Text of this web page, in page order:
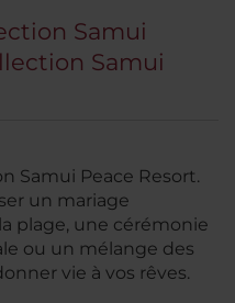
Samui
Samui
Samui Peace Resort.
un mariage
plage, une cérémonie
ou un mélange des
vie à vos rêves.